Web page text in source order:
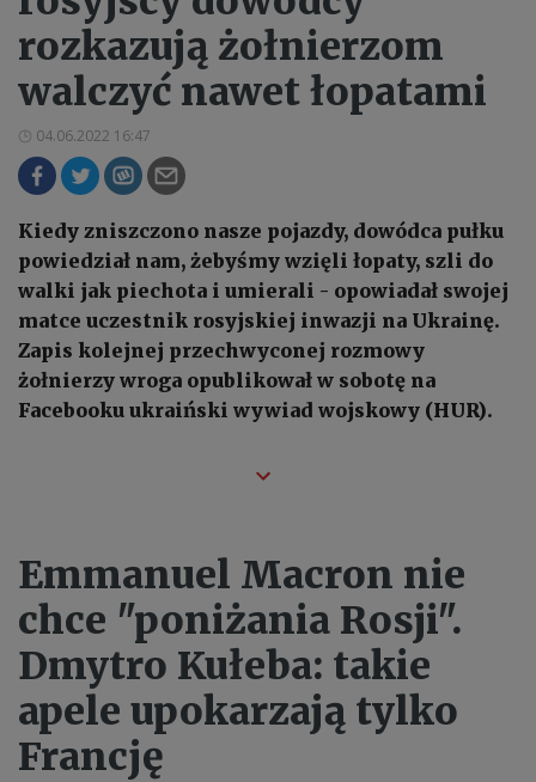
rozkazują żołnierzom
walczyć nawet łopatami
04.06.2022 16:47
Kiedy zniszczono nasze pojazdy, dowódca pułku
powiedział nam, żebyśmy wzięli łopaty, szli do
walki jak piechota i umierali - opowiadał swojej
matce uczestnik rosyjskiej inwazji na Ukrainę.
Zapis kolejnej przechwyconej rozmowy
żołnierzy wroga opublikował w sobotę na
Facebooku ukraiński wywiad wojskowy (HUR).
Emmanuel Macron nie
chce "poniżania Rosji".
Dmytro Kułeba: takie
apele upokarzają tylko
Francję